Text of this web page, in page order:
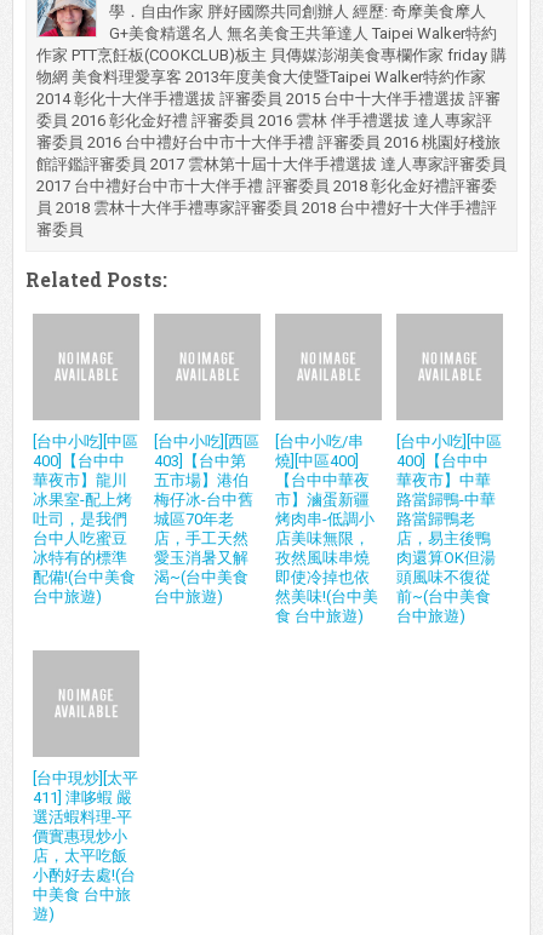
學．自由作家 胖好國際共同創辦人 經歷: 奇摩美食摩人
G+美食精選名人 無名美食王共筆達人 Taipei Walker特約
作家 PTT烹飪板(COOKCLUB)板主 貝傳媒澎湖美食專欄作家 friday 購
物網 美食料理愛享客 2013年度美食大使暨Taipei Walker特約作家
2014 彰化十大伴手禮選拔 評審委員 2015 台中十大伴手禮選拔 評審
委員 2016 彰化金好禮 評審委員 2016 雲林 伴手禮選拔 達人專家評
審委員 2016 台中禮好台中市十大伴手禮 評審委員 2016 桃園好棧旅
館評鑑評審委員 2017 雲林第十屆十大伴手禮選拔 達人專家評審委員
2017 台中禮好台中市十大伴手禮 評審委員 2018 彰化金好禮評審委
員 2018 雲林十大伴手禮專家評審委員 2018 台中禮好十大伴手禮評
審委員
Related Posts:
[台中小吃][中區
400]【台中中
華夜市】龍川
冰果室-配上烤
吐司，是我們
台中人吃蜜豆
冰特有的標準
配備!(台中美食
台中旅遊)
[台中小吃][西區
403]【台中第
五市場】港伯
梅仔冰-台中舊
城區70年老
店，手工天然
愛玉消暑又解
渴~(台中美食
台中旅遊)
[台中小吃/串
燒][中區400]
【台中中華夜
市】滷蛋新疆
烤肉串-低調小
店美味無限，
孜然風味串燒
即使冷掉也依
然美味!(台中美
食 台中旅遊)
[台中小吃][中區
400]【台中中
華夜市】中華
路當歸鴨-中華
路當歸鴨老
店，易主後鴨
肉還算OK但湯
頭風味不復從
前~(台中美食
台中旅遊)
[台中現炒][太平
411] 津哆蝦 嚴
選活蝦料理-平
價實惠現炒小
店，太平吃飯
小酌好去處!(台
中美食 台中旅
遊)